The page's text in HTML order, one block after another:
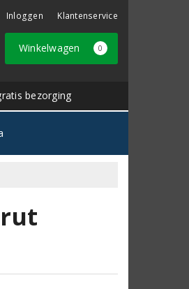
Inloggen Klantenservice
Winkelwagen 0
bezorging